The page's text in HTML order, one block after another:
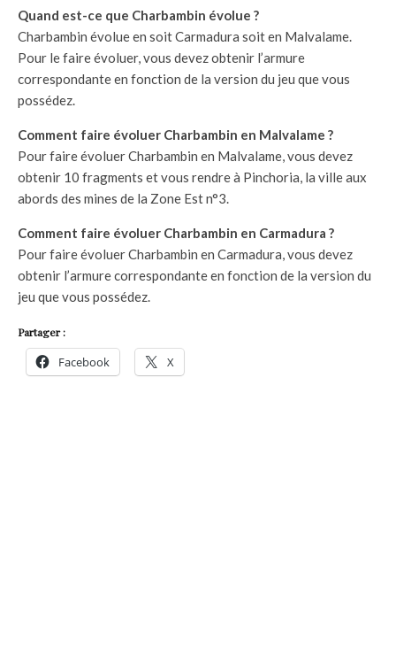
Quand est-ce que Charbambin évolue ?
Charbambin évolue en soit Carmadura soit en Malvalame.
Pour le faire évoluer, vous devez obtenir l’armure
correspondante en fonction de la version du jeu que vous
possédez.
Comment faire évoluer Charbambin en Malvalame ?
Pour faire évoluer Charbambin en Malvalame, vous devez
obtenir 10 fragments et vous rendre à Pinchoria, la ville aux
abords des mines de la Zone Est n°3.
Comment faire évoluer Charbambin en Carmadura ?
Pour faire évoluer Charbambin en Carmadura, vous devez
obtenir l’armure correspondante en fonction de la version du
jeu que vous possédez.
Partager :
Facebook X